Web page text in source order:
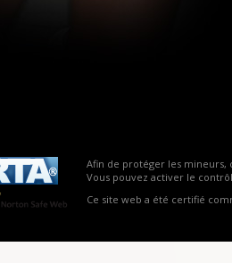
Afin de protéger les mineurs,
Vous pouvez activer le
Ce site web a été certifié